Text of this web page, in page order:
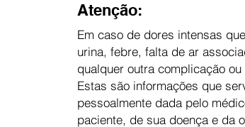
Atenção:
Em caso de dores intensas
urina, febre, falta de ar
qualquer outra complicação
Estas são informações que
pessoalmente dada pelo
paciente, de sua doença e da